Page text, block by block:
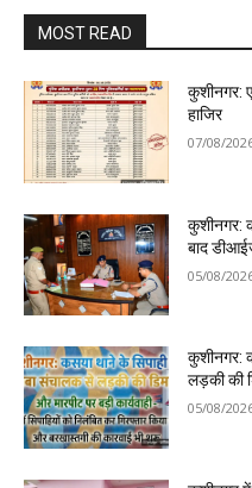
MOST READ
कुशीनगर:
हाजिर
07/08/
कुशीनगर:
बाद
05/08/
कुशीनगर:
लड़की की
05/08/